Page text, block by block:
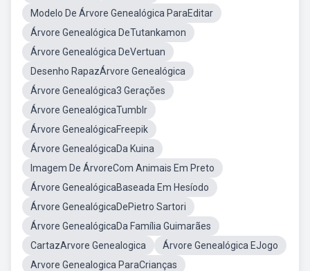
Modelo De Árvore Genealógica ParaEditar
Árvore Genealógica DeTutankamon
Árvore Genealógica DeVertuan
Desenho RapazÁrvore Genealógica
Árvore Genealógica3 Gerações
Árvore GenealógicaTumblr
Árvore GenealógicaFreepik
Árvore GenealógicaDa Kuina
Imagem De ÁrvoreCom Animais Em Preto
Árvore GenealógicaBaseada Em Hesíodo
Árvore GenealógicaDePietro Sartori
Árvore GenealógicaDa Família Guimarães
CartazArvore Genealogica
Árvore Genealógica EJogo
Arvore Genealogica ParaCrianças